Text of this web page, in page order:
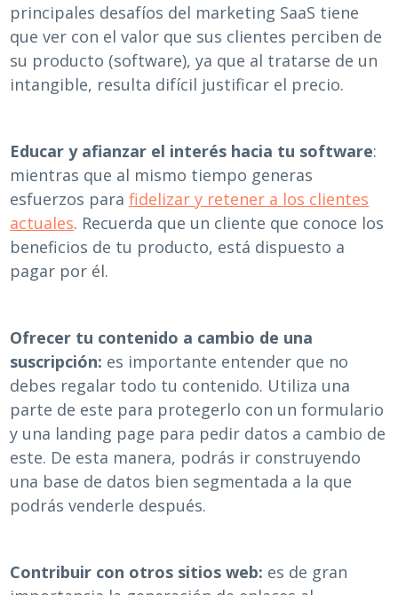
principales desafíos del marketing SaaS tiene
que ver con el valor que sus clientes perciben de
su producto (software), ya que al tratarse de un
intangible, resulta difícil justificar el precio.
Educar y afianzar el interés hacia tu software:
mientras que al mismo tiempo generas
esfuerzos parafidelizar y retener a los clientes
actuales. Recuerda que un cliente que conoce los
beneficios de tu producto, está dispuesto a
pagar por él.
Ofrecer tu contenido a cambio de una
suscripción: es importante entender que no
debes regalar todo tu contenido. Utiliza una
parte de este para protegerlo con un formulario
y una landing page para pedir datos a cambio de
este. De esta manera, podrás ir construyendo
una base de datos bien segmentada a la que
podrás venderle después.
Contribuir con otros sitios web: es de gran